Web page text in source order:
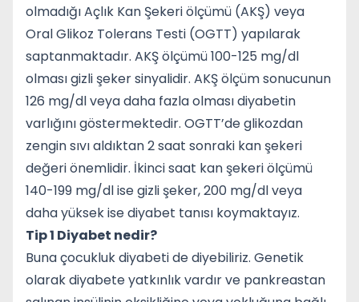
olmadığı Açlık Kan Şekeri ölçümü (AKŞ) veya
Oral Glikoz Tolerans Testi (OGTT) yapılarak
saptanmaktadır. AKŞ ölçümü 100-125 mg/dl
olması gizli şeker sinyalidir. AKŞ ölçüm sonucunun
126 mg/dl veya daha fazla olması diyabetin
varlığını göstermektedir. OGTT’de glikozdan
zengin sıvı aldıktan 2 saat sonraki kan şekeri
değeri önemlidir. İkinci saat kan şekeri ölçümü
140-199 mg/dl ise gizli şeker, 200 mg/dl veya
daha yüksek ise diyabet tanısı koymaktayız.
Tip 1 Diyabet nedir?
Buna çocukluk diyabeti de diyebiliriz. Genetik
olarak diyabete yatkınlık vardır ve pankreastan